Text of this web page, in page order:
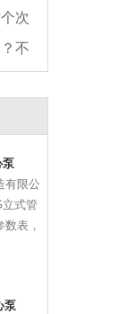
次
不
泵
有限公
式管
表，
泵